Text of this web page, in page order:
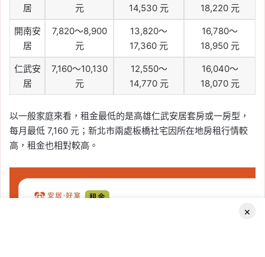
居
元
14,530 元
18,220 元
開南安
居
7,820～8,900
元
13,820～
17,360 元
16,780～
18,950 元
仁武安
居
7,160～10,130
元
12,550～
14,770 元
16,040～
18,070 元
以一般家庭來看，租金最低的是高雄仁武安居套房或一房型，
每月最低 7,160 元；新北市兩處板橋社宅因所在地房租行情較
高，租金也相對較高。
×